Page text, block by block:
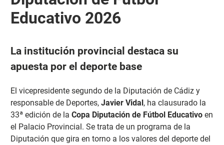
Educativo 2026
La institución provincial destaca su
apuesta por el deporte base
El vicepresidente segundo de la Diputación de Cádiz y
responsable de Deportes, Javier Vidal, ha clausurado la
33ª edición de la Copa Diputación de Fútbol Educativoen
el Palacio Provincial. Se trata de un programa de la
Diputación que gira en torno a los valores del deporte del